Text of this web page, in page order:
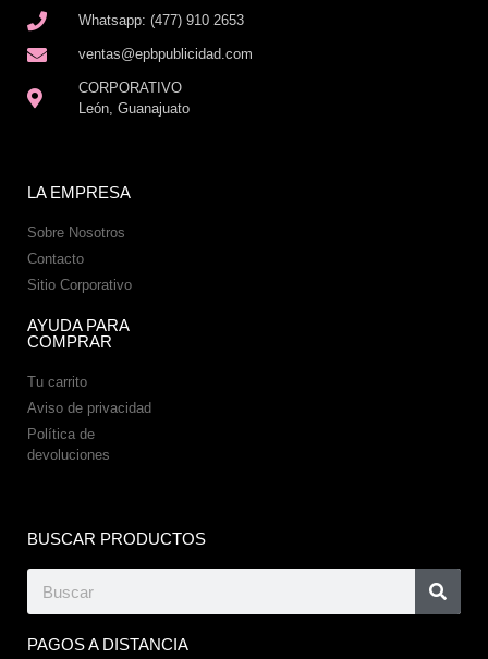
Whatsapp: (477) 910 2653
ventas@epbpublicidad.com
CORPORATIVO
León, Guanajuato
LA EMPRESA
Sobre Nosotros
Contacto
Sitio Corporativo
AYUDA PARA
COMPRAR
Tu carrito
Aviso de privacidad
Política de
devoluciones
BUSCAR PRODUCTOS
PAGOS A DISTANCIA